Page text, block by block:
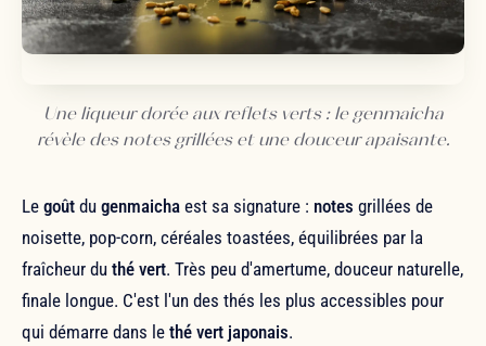
Une liqueur dorée aux reflets verts : le genmaicha
révèle des notes grillées et une douceur apaisante.
Le goût du genmaicha est sa signature : notes grillées de
noisette, pop-corn, céréales toastées, équilibrées par la
fraîcheur du thé vert. Très peu d'amertume, douceur naturelle,
finale longue. C'est l'un des thés les plus accessibles pour
qui démarre dans le thé vert japonais.